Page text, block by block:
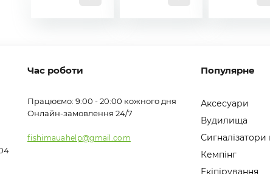
Час роботи
Працюємо: 9:00 - 20:00 кожного дня
Онлайн-замовлення 24/7
fishimauahelp@gmail.com
Популярне
Аксесуари
Вудилища
Кемпінг
Екіпірування